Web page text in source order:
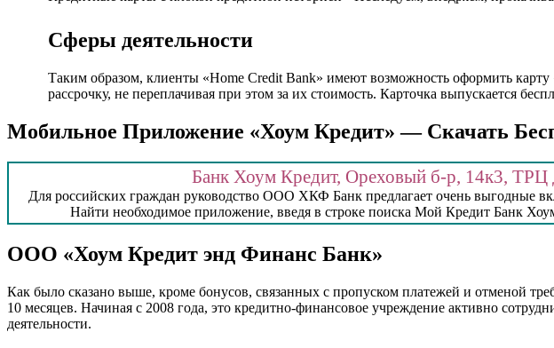
Сферы деятельности
Таким образом, клиенты «Home Credit Bank» имеют возможность оформить
рассрочку, не переплачивая при этом за их стоимость. Карточка выпускается
Мобильное Приложение «Хоум Кредит» — Скачать
Банк Хоум Кредит, Ореховый б-р, 14к3,
Для российских граждан руководство ООО ХКФ Банк предлагает очень выгодные
Найти необходимое приложение, введя в строке поиска Мой Кредит Банк
ООО «Хоум Кредит энд Финанс Банк»
Как было сказано выше, кроме бонусов, связанных с пропуском платежей и отменой
10 месяцев. Начиная с 2008 года, это кредитно-финансовое учреждение активно
деятельности.